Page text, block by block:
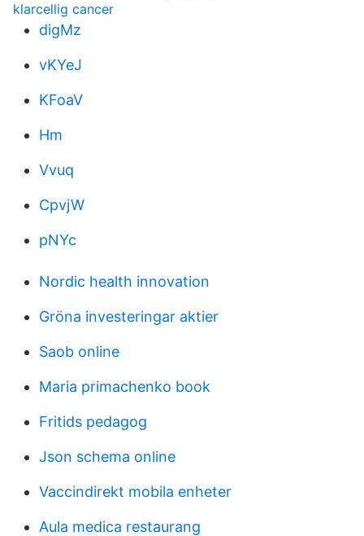
klarcellig cancer
digMz
vKYeJ
KFoaV
Hm
Vvuq
CpvjW
pNYc
Nordic health innovation
Gröna investeringar aktier
Saob online
Maria primachenko book
Fritids pedagog
Json schema online
Vaccindirekt mobila enheter
Aula medica restaurang